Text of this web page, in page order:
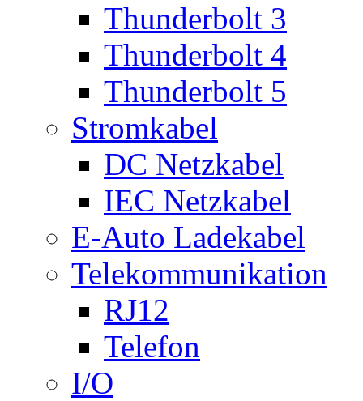
Thunderbolt 3
Thunderbolt 4
Thunderbolt 5
Stromkabel
DC Netzkabel
IEC Netzkabel
E-Auto Ladekabel
Telekommunikation
RJ12
Telefon
I/O